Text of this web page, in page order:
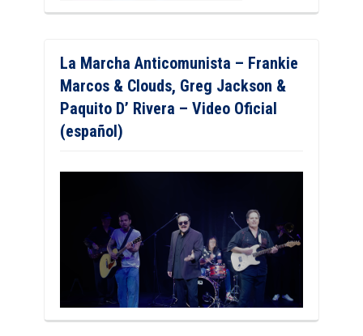
La Marcha Anticomunista – Frankie
Marcos & Clouds, Greg Jackson &
Paquito D’ Rivera – Video Oficial
(español)